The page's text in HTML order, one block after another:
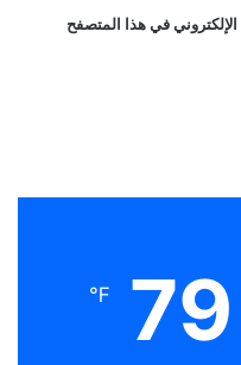
في هذا المتصفح
79
℉